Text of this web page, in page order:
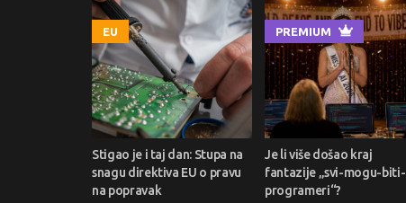
EU
Stigao je i taj dan: Stupa na
snagu direktiva EU o pravu
na popravak
PREMIUM
Je li više došao kraj
fantazije „svi-mogu-biti-
programeri“?